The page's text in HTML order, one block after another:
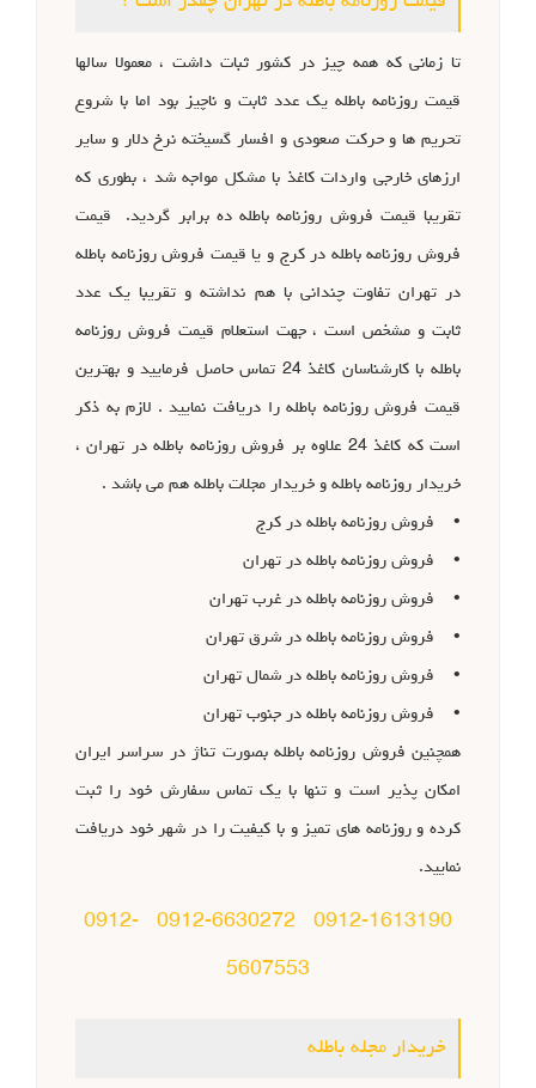
تا زمانی که همه چیز در کشور ثبات داشت ، معمولا سالها
قیمت روزنامه باطله یک عدد ثابت و ناچیز بود اما با شروع
تحریم ها و حرکت صعودی و افسار گسیخته نرخ دلار و سایر
ارزهای خارجی واردات کاغذ با مشکل مواجه شد ، بطوری که
تقریبا قیمت فروش روزنامه باطله ده برابر گردید. قیمت
فروش روزنامه باطله در کرج و یا قیمت فروش روزنامه باطله
در تهران تفاوت چندانی با هم نداشته و تقریبا یک عدد
ثابت و مشخص است ، جهت استعلام قیمت فروش روزنامه
باطله با کارشناسان کاغذ 24 تماس حاصل فرمایید و بهترین
قیمت فروش روزنامه باطله را دریافت نمایید . لازم به ذکر
است که کاغذ 24 علاوه بر فروش روزنامه باطله در تهران ،
خریدار روزنامه باطله و خریدار مجلات باطله هم می باشد .
• فروش روزنامه باطله در کرج
• فروش روزنامه باطله در تهران
• فروش روزنامه باطله در غرب تهران
• فروش روزنامه باطله در شرق تهران
• فروش روزنامه باطله در شمال تهران
• فروش روزنامه باطله در جنوب تهران
همچنین فروش روزنامه باطله بصورت تناژ در سراسر ایران
امکان پذیر است و تنها با یک تماس سفارش خود را ثبت
کرده و روزنامه های تمیز و با کیفیت را در شهر خود دریافت
نمایید.
0912-1613190
0912-6630272
0912-
5607553
خریدار مجله باطله